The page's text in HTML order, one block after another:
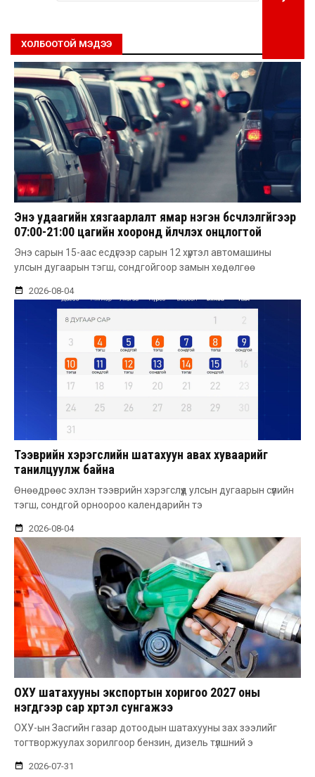
ХОЛБООТОЙ МЭДЭЭ
Энэ удаагийн хязгаарлалт ямар нэгэн бүсчлэлгүйгээр
07:00-21:00 цагийн хооронд үйлчлэх онцлогтой
Энэ сарын 15-аас есдүгээр сарын 12 хүртэл автомашины
улсын дугаарын тэгш, сондгойгоор замын хөдөлгөө
2026-08-04
Тээврийн хэрэгслийн шатахуун авах хуваарийг
танилцуулж байна
Өнөөдрөөс эхлэн тээврийн хэрэгслүүд улсын дугаарын сүүлийн
тэгш, сондгой орноороо календарийн тэ
2026-08-04
ОХУ шатахууны экспортын хоригоо 2027 оны
нэгдүгээр сар хүртэл сунгажээ
ОХУ-ын Засгийн газар дотоодын шатахууны зах зээлийг
тогтворжуулах зорилгоор бензин, дизель түлшний э
2026-07-31